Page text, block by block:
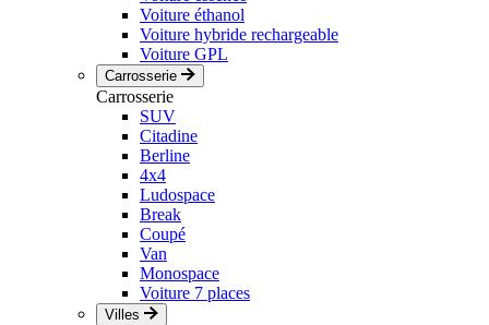
Voiture éthanol
Voiture hybride rechargeable
Voiture GPL
Carrosserie
Carrosserie
SUV
Citadine
Berline
4x4
Ludospace
Break
Coupé
Van
Monospace
Voiture 7 places
Villes